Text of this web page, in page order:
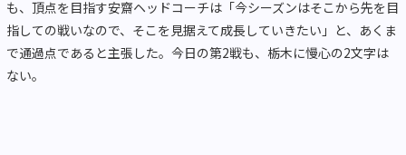
も、頂点を目指す安齋ヘッドコーチは「今シーズンはそこから先を目
指しての戦いなので、そこを見据えて成長していきたい」と、あくま
で通過点であると主張した。今日の第2戦も、栃木に慢心の2文字は
ない。